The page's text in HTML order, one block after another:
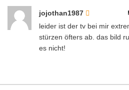
jojothan1987
leider ist der tv bei mir
stürzen öfters ab. das bild
es nicht!